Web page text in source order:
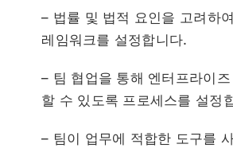
– 법률 및 법적 요인을 고려하
레임워크를 설정합니다.
– 팀 협업을 통해 엔터프라이
할 수 있도록 프로세스를 설정
– 팀이 업무에 적합한 도구를